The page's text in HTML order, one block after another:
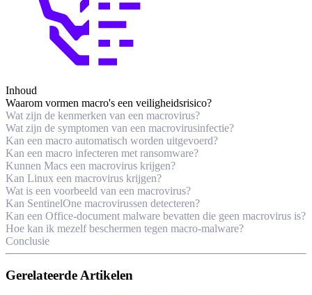
Inhoud
Waarom vormen macro's een veiligheidsrisico?
Wat zijn de kenmerken van een macrovirus?
Wat zijn de symptomen van een macrovirusinfectie?
Kan een macro automatisch worden uitgevoerd?
Kan een macro infecteren met ransomware?
Kunnen Macs een macrovirus krijgen?
Kan Linux een macrovirus krijgen?
Wat is een voorbeeld van een macrovirus?
Kan SentinelOne macrovirussen detecteren?
Kan een Office-document malware bevatten die geen macrovirus is?
Hoe kan ik mezelf beschermen tegen macro-malware?
Conclusie
Gerelateerde Artikelen